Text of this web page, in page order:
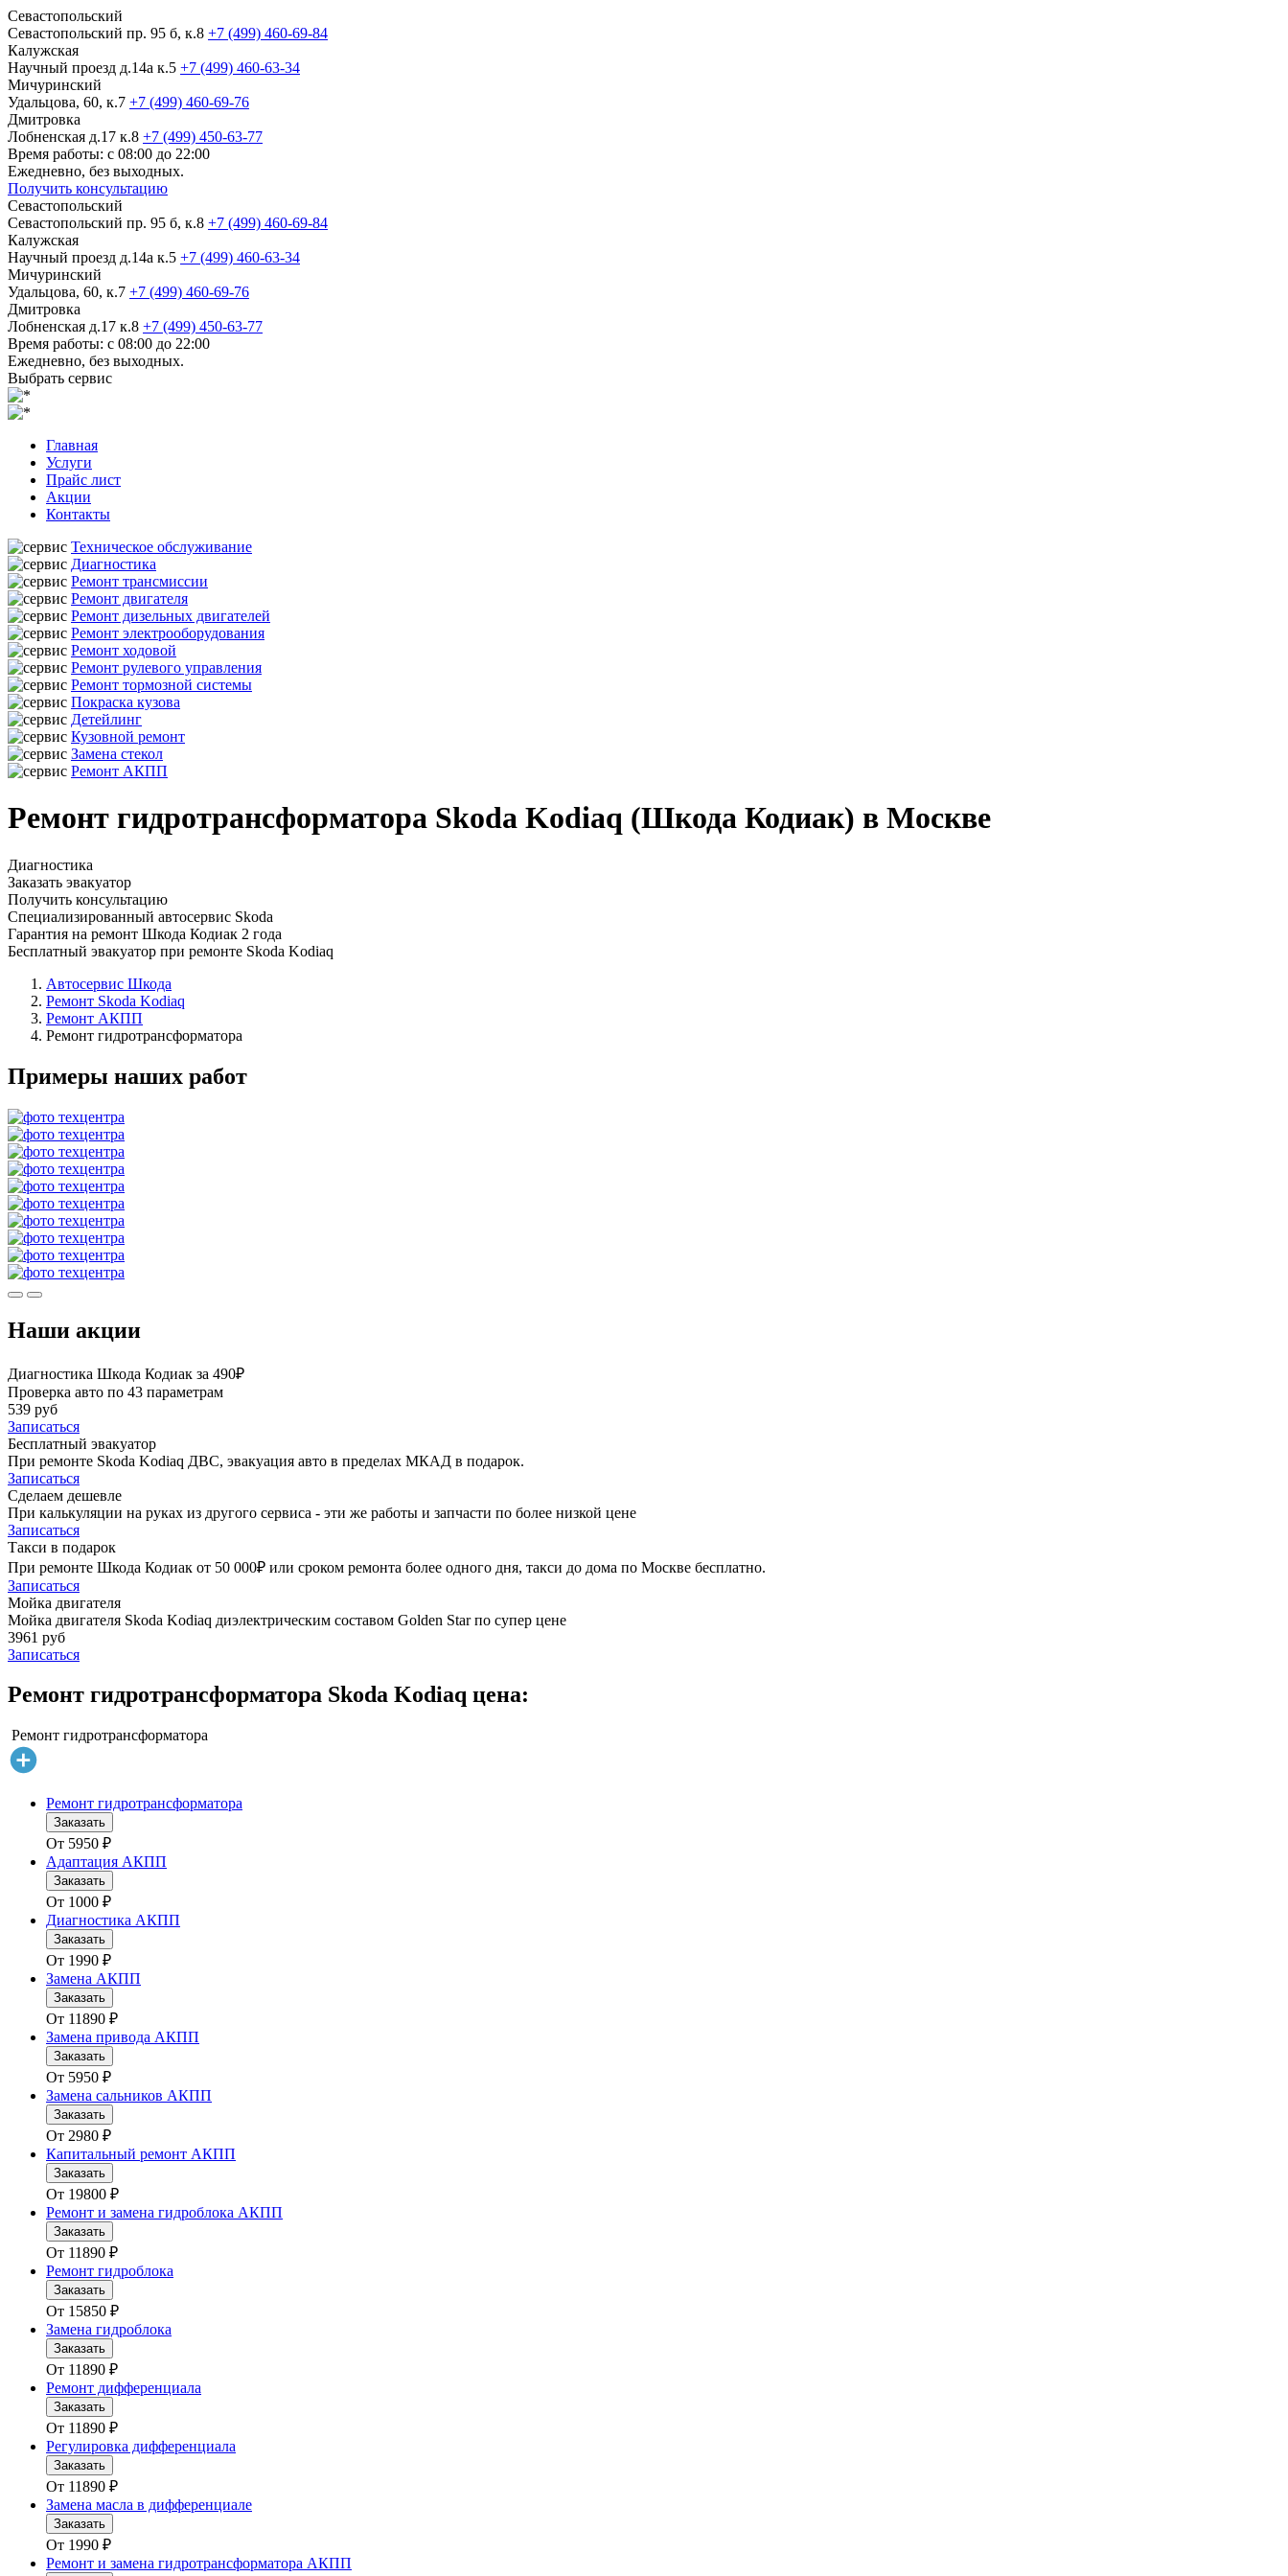
Севастопольский
Севастопольский пр. 95 б, к.8 +7 (499) 460-69-84
Калужская
Научный проезд д.14а к.5 +7 (499) 460-63-34
Мичуринский
Удальцова, 60, к.7 +7 (499) 460-69-76
Дмитровка
Лобненская д.17 к.8 +7 (499) 450-63-77
Время работы: с 08:00 до 22:00
Ежедневно, без выходных.
Получить консультацию
Севастопольский
Севастопольский пр. 95 б, к.8 +7 (499) 460-69-84
Калужская
Научный проезд д.14а к.5 +7 (499) 460-63-34
Мичуринский
Удальцова, 60, к.7 +7 (499) 460-69-76
Дмитровка
Лобненская д.17 к.8 +7 (499) 450-63-77
Время работы: с 08:00 до 22:00
Ежедневно, без выходных.
Выбрать сервис
Главная
Услуги
Прайс лист
Акции
Контакты
Техническое обслуживание
Диагностика
Ремонт трансмиссии
Ремонт двигателя
Ремонт дизельных двигателей
Ремонт электрооборудования
Ремонт ходовой
Ремонт рулевого управления
Ремонт тормозной системы
Покраска кузова
Детейлинг
Кузовной ремонт
Замена стекол
Ремонт АКПП
Ремонт гидротрансформатора Skoda Kodiaq (Шкода Кодиак) в Москве
Диагностика
Заказать эвакуатор
Получить консультацию
Специализированный автосервис Skoda
Гарантия на ремонт Шкода Кодиак 2 года
Бесплатный эвакуатор при ремонте Skoda Kodiaq
Автосервис Шкода
Ремонт Skoda Kodiaq
Ремонт АКПП
Ремонт гидротрансформатора
Примеры наших работ
Наши акции
Диагностика Шкода Кодиак за 490₽
Проверка авто по 43 параметрам
539 руб
Записаться
Бесплатный эвакуатор
При ремонте Skoda Kodiaq ДВС, эвакуация авто в пределах МКАД в подарок.
Записаться
Сделаем дешевле
При калькуляции на руках из другого сервиса - эти же работы и запчасти по более низкой цене
Записаться
Такси в подарок
При ремонте Шкода Кодиак от 50 000₽ или сроком ремонта более одного дня, такси до дома по Москве бесплатно.
Записаться
Мойка двигателя
Мойка двигателя Skoda Kodiaq диэлектрическим составом Golden Star по супер цене
3961 руб
Записаться
Ремонт гидротрансформатора Skoda Kodiaq цена:
Ремонт гидротрансформатора
Ремонт гидротрансформатора
Заказать
От 5950 ₽
Адаптация АКПП
Заказать
От 1000 ₽
Диагностика АКПП
Заказать
От 1990 ₽
Замена АКПП
Заказать
От 11890 ₽
Замена привода АКПП
Заказать
От 5950 ₽
Замена сальников АКПП
Заказать
От 2980 ₽
Капитальный ремонт АКПП
Заказать
От 19800 ₽
Ремонт и замена гидроблока АКПП
Заказать
От 11890 ₽
Ремонт гидроблока
Заказать
От 15850 ₽
Замена гидроблока
Заказать
От 11890 ₽
Ремонт дифференциала
Заказать
От 11890 ₽
Регулировка дифференциала
Заказать
От 11890 ₽
Замена масла в дифференциале
Заказать
От 1990 ₽
Ремонт и замена гидротрансформатора АКПП